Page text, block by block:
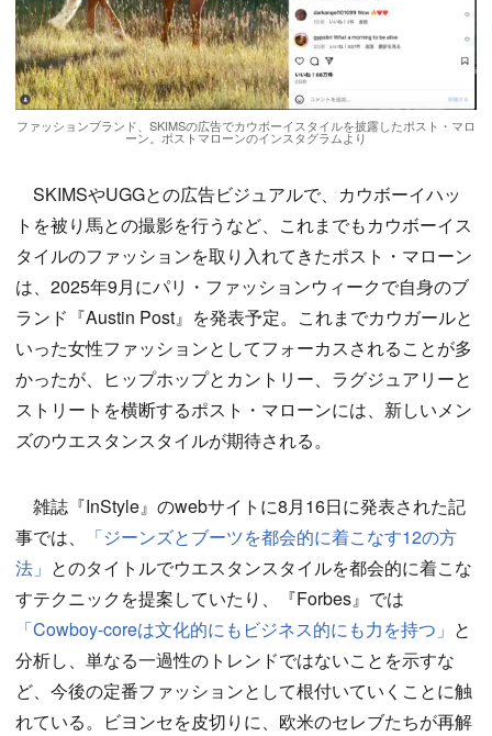
ファッションブランド、SKIMSの広告でカウボーイスタイルを披露したポスト・マロ
ーン。ポストマローンのインスタグラムより
SKIMSやUGGとの広告ビジュアルで、カウボーイハッ
トを被り馬との撮影を行うなど、これまでもカウボーイス
タイルのファッションを取り入れてきたポスト・マローン
は、2025年9月にパリ・ファッションウィークで自身のブ
ランド『Austin Post』を発表予定。これまでカウガールと
いった女性ファッションとしてフォーカスされることが多
かったが、ヒップホップとカントリー、ラグジュアリーと
ストリートを横断するポスト・マローンには、新しいメン
ズのウエスタンスタイルが期待される。
雑誌『InStyle』のwebサイトに8月16日に発表された記
事では、
「ジーンズとブーツを都会的に着こなす12の方
法」 とのタイトルでウエスタンスタイルを都会的に着こな
すテクニックを提案していたり、『Forbes』では
「Cowboy-coreは文化的にもビジネス的にも力を持つ」 と
分析し、単なる一過性のトレンドではないことを示すな
ど、今後の定番ファッションとして根付いていくことに触
れている。ビヨンセを皮切りに、欧米のセレブたちが再解